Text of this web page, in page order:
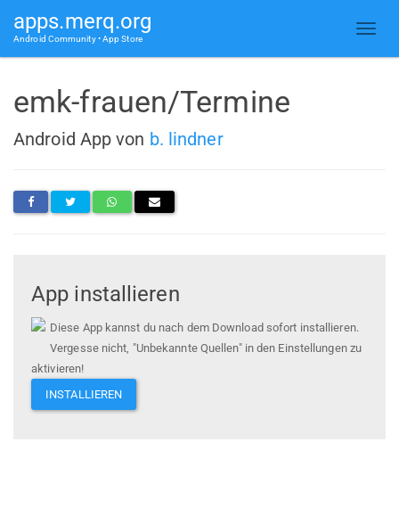
apps.merq.org
Android Community • App Store
emk-frauen/Termine
Android App von b. lindner
App installieren
Diese App kannst du nach dem Download sofort installieren.
Vergesse nicht, "Unbekannte Quellen" in den Einstellungen zu
aktivieren!
INSTALLIEREN